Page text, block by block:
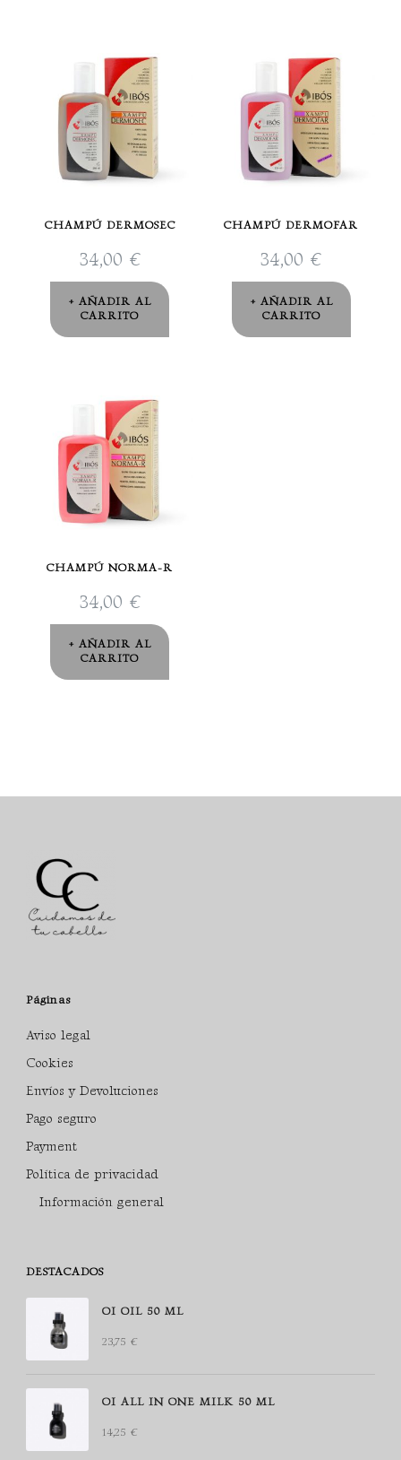
CHAMPÚ DERMOSEC
34,00 €
AÑADIR AL
CARRITO
CHAMPÚ DERMOFAR
34,00 €
AÑADIR AL
CARRITO
CHAMPÚ NORMA-R
34,00 €
AÑADIR AL
CARRITO
Páginas
Aviso legal
Cookies
Envíos y Devoluciones
Pago seguro
Payment
Política de privacidad
Información general
DESTACADOS
OI OIL 50 ML
23,75 €
OI ALL IN ONE MILK 50 ML
14,25 €